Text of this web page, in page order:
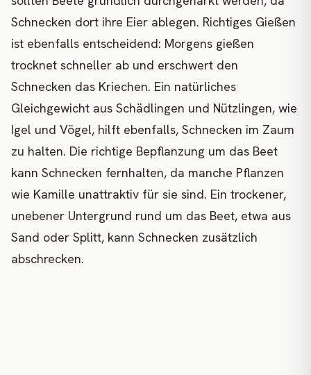
Schnecken dort ihre Eier ablegen. Richtiges Gießen
ist ebenfalls entscheidend: Morgens gießen
trocknet schneller ab und erschwert den
Schnecken das Kriechen. Ein natürliches
Gleichgewicht aus Schädlingen und Nützlingen, wie
Igel und Vögel, hilft ebenfalls, Schnecken im Zaum
zu halten. Die richtige Bepflanzung um das Beet
kann Schnecken fernhalten, da manche Pflanzen
wie Kamille unattraktiv für sie sind. Ein trockener,
unebener Untergrund rund um das Beet, etwa aus
Sand oder Splitt, kann Schnecken zusätzlich
abschrecken.